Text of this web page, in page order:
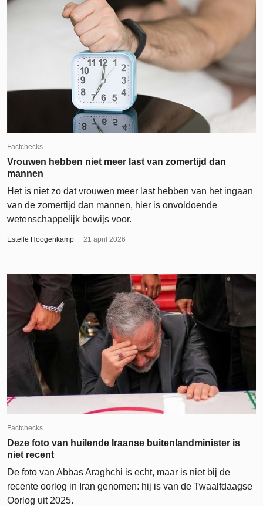
Factchecks
Vrouwen hebben niet meer last van zomertijd dan
mannen
Het is niet zo dat vrouwen meer last hebben van het ingaan
van de zomertijd dan mannen, hier is onvoldoende
wetenschappelijk bewijs voor.
Estelle Hoogenkamp 21 april 2026
Factchecks
Deze foto van huilende Iraanse buitenlandminister is
niet recent
De foto van Abbas Araghchi is echt, maar is niet bij de
recente oorlog in Iran genomen: hij is van de Twaalfdaagse
Oorlog uit 2025.